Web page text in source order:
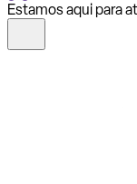
Estamos aqui para